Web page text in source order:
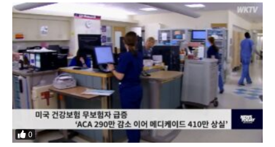
0